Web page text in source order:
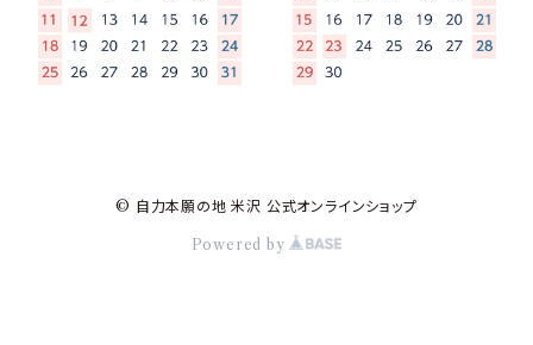
© 自力本願の地 米沢 公式オンラインショップ
Powered by